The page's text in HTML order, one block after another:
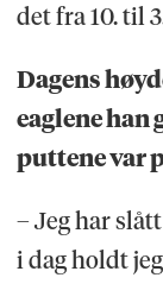
det fra 10. til
Dagens
eaglene han
puttene var
– Jeg har
i dag holdt